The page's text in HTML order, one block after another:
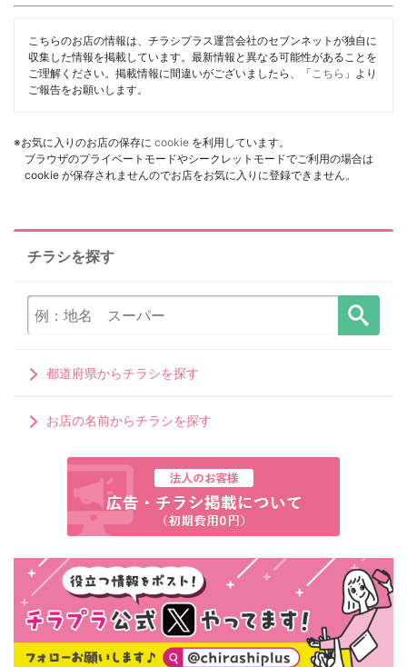
こちらのお店の情報は、チラシプラス運営会社のセブンネットが独自に
収集した情報を掲載しています。最新情報と異なる可能性があることを
ご理解ください。掲載情報に間違いがございましたら、「 こちら 」より
ご報告をお願いします。
※お気に入りのお店の保存に cookie を利用しています。
ブラウザのプライベートモードやシークレットモードでご利用の場合は
cookie が保存されませんのでお店をお気に入りに登録できません。
チラシを探す
都道府県からチラシを探す
お店の名前からチラシを探す